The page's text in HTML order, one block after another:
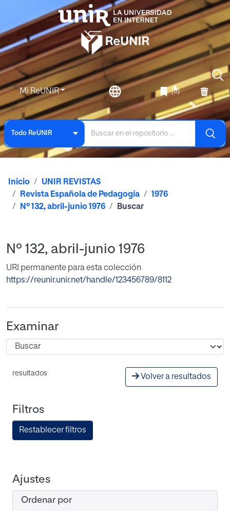
Mi ReUNIR (0)
Todo ReUNIR
Inicio
UNIR REVISTAS
Revista Española de Pedagogía
1976
Nº 132, abril-junio 1976
Buscar
Nº 132, abril-junio 1976
URI permanente para esta colección
https://reunir.unir.net/handle/123456789/8112
Examinar
resultados Volver a resultados
Filtros
Restablecer filtros
Ajustes
Ordenar por